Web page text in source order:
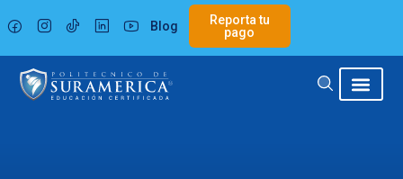
al
contenido
Blog
Reporta tu
pago